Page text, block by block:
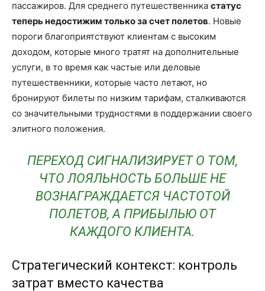
пассажиров. Для среднего путешественника статус
теперь недостижим только за счет полетов. Новые
пороги благоприятствуют клиентам с высоким
доходом, которые много тратят на дополнительные
услуги, в то время как частые или деловые
путешественники, которые часто летают, но
бронируют билеты по низким тарифам, сталкиваются
со значительными трудностями в поддержании своего
элитного положения.
ПЕРЕХОД СИГНАЛИЗИРУЕТ О ТОМ,
ЧТО ЛОЯЛЬНОСТЬ БОЛЬШЕ НЕ
ВОЗНАГРАЖДАЕТСЯ ЧАСТОТОЙ
ПОЛЕТОВ, А ПРИБЫЛЬЮ ОТ
КАЖДОГО КЛИЕНТА.
Стратегический контекст: контроль
затрат вместо качества